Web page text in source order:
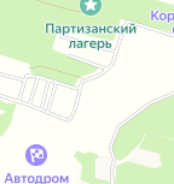
оперативный